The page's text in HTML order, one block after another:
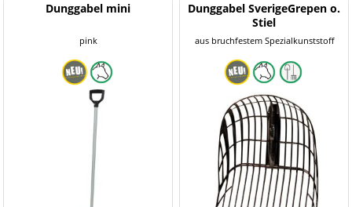
Dunggabel mini
pink
Dunggabel SverigeGrepen o.
Stiel
aus bruchfestem Spezialkunststoff